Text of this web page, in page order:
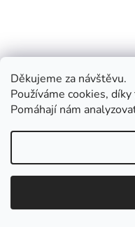
Děkujeme za návštěvu.
Používáme cookies,
Pomáhají nám